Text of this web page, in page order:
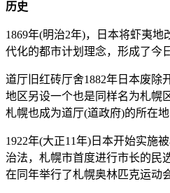
历史
1869年(明治2年)，日本将虾夷
代化的都市计划理念，形成了今
道厅旧红砖厅舍1882年日本废除
地区另设一个也是同样名为札幌
札幌也成为道厅(道政府)的所在
1922年(大正11年)日本开始实施
治法，札幌市首度进行市长的民
在同年举行了札幌奥林匹克运动